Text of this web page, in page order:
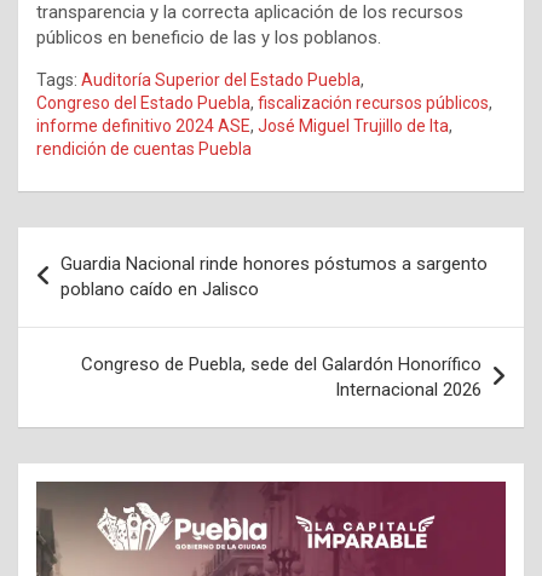
transparencia y la correcta aplicación de los recursos
públicos en beneficio de las y los poblanos.
Tags: Auditoría Superior del Estado Puebla,
Congreso del Estado Puebla, fiscalización recursos públicos,
informe definitivo 2024 ASE, José Miguel Trujillo de Ita,
rendición de cuentas Puebla
de
entradas
Guardia Nacional rinde honores póstumos a sargento
poblano caído en Jalisco
Congreso de Puebla, sede del Galardón Honorífico
Internacional 2026